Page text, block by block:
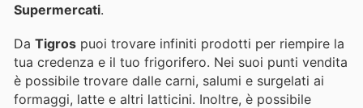
Supermercati.
Da Tigros puoi trovare infiniti prodotti per riempire la
tua credenza e il tuo frigorifero. Nei suoi punti vendita
è possibile trovare dalle carni, salumi e surgelati ai
formaggi, latte e altri latticini. Inoltre, è possibile